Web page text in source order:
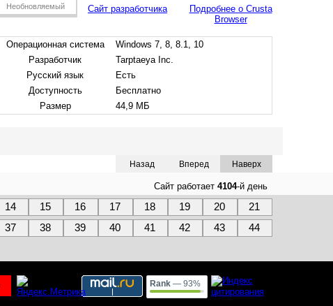
Назад Вперед Наверх
15 16 17 18 19 20 21
14
37 38 39 40 42 43
44
41
Сайт работает 4104-й день
Операционная система
Windows 7, 8, 8.1, 10
Разработчик
Tarptaeya Inc.
Русский язык
Есть
Доступность
Бесплатно
Размер
44,9 МБ
Необновляемый Сайт разработчика
Подробнее о Crusta
Browser
Rank — 93%